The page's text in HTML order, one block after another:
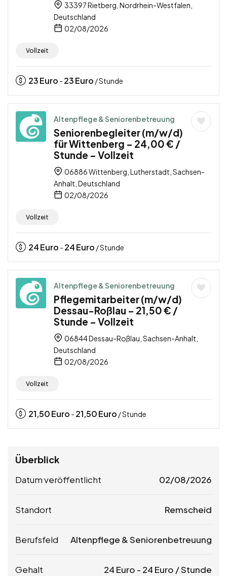
33397 Rietberg, Nordrhein-Westfalen,
Deutschland
02/08/2026
Vollzeit
23Euro - 23Euro / Stunde
Altenpflege & Seniorenbetreuung
Seniorenbegleiter (m/w/d)
für Wittenberg – 24,00 € /
Stunde – Vollzeit
06886 Wittenberg, Lutherstadt, Sachsen-
Anhalt, Deutschland
02/08/2026
Vollzeit
24Euro - 24Euro / Stunde
Altenpflege & Seniorenbetreuung
Pflegemitarbeiter (m/w/d)
Dessau-Roßlau – 21,50 € /
Stunde – Vollzeit
06844 Dessau-Roßlau, Sachsen-Anhalt,
Deutschland
02/08/2026
Vollzeit
21,50Euro - 21,50Euro / Stunde
Überblick
Datum veröffentlicht 02/08/2026
Standort Remscheid
Berufsfeld Altenpflege & Seniorenbetreuung
Gehalt 24 Euro - 24 Euro / Stunde